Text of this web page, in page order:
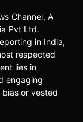
Channel, A
Pvt Ltd.
in India,
respected
lies in
engaging
bias or vested